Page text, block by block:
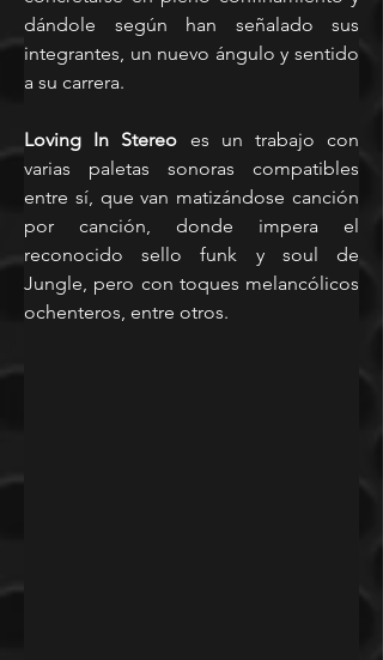
dándole según han señalado sus
integrantes, un nuevo ángulo y sentido
a su carrera.
Loving In Stereo es un trabajo con
varias paletas sonoras compatibles
entre sí, que van matizándose canción
por canción, donde impera el
reconocido sello funk y soul de
Jungle, pero con toques melancólicos
ochenteros, entre otros.